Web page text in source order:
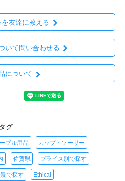
を友達に教える
いて問い合わせる
について
グ
ブル用品 カップ・ソーサー
佐賀県 プライス別で探す
で探す Ethical